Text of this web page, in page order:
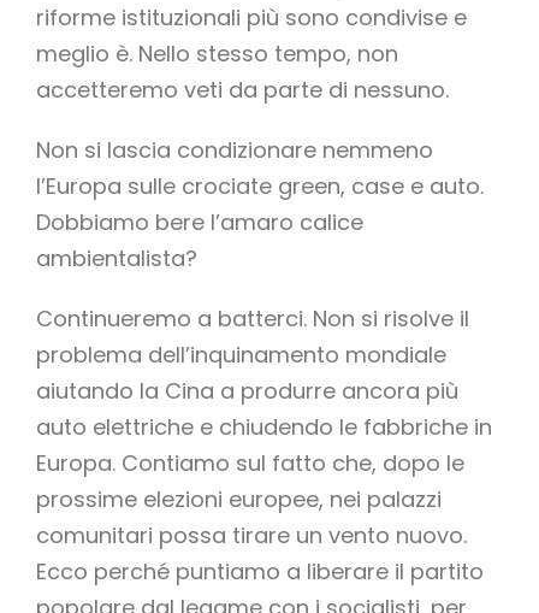
riforme istituzionali più sono condivise e
meglio è. Nello stesso tempo, non
accetteremo veti da parte di nessuno.
Non si lascia condizionare nemmeno
l’Europa sulle crociate green, case e auto.
Dobbiamo bere l’amaro calice
ambientalista?
Continueremo a batterci. Non si risolve il
problema dell’inquinamento mondiale
aiutando la Cina a produrre ancora più
auto elettriche e chiudendo le fabbriche in
Europa. Contiamo sul fatto che, dopo le
prossime elezioni europee, nei palazzi
comunitari possa tirare un vento nuovo.
Ecco perché puntiamo a liberare il partito